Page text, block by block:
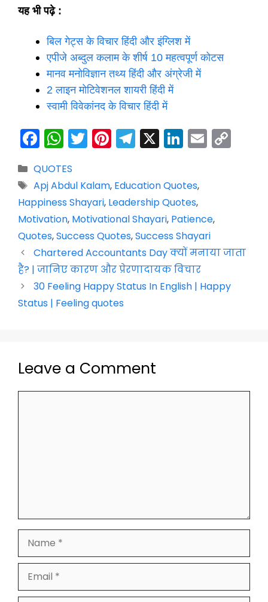
यह भी पढ़े :
बिल गेट्स के विचार हिंदी और इंग्लिश में
एपीजे अब्दुल कलाम के शीर्ष 10 महत्वपूर्ण कोटस
मानव मनोविज्ञान तथ्य हिंदी और अंग्रेजी में
2 लाइन मोटिवेशनल शायरी हिंदी में
स्वामी विवेकांनद के विचार हिंदी में
F
a
c
e
b
o
o
k
W
h
a
ts
A
p
p
T
w
itt
er
Pi
nt
er
e
st
T
el
e
gr
a
m
X Li
n
k
e
dI
n
E
m
k
Categories
QUOTES
Tags
Apj Abdul Kalam, Education Quotes,
Happiness Shayari, Leadership Quotes,
Motivation, Motivational Shayari, Patience,
Quotes,Success Quotes,Success Shayari
Chartered Accountants Day क्यों मनाया जाता
है? | जानिए कारण और प्रेरणादायक विचार
30 Feeling Happy Status In English | Happy
Status | Feeling quotes
Leave a Comment